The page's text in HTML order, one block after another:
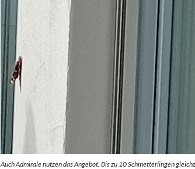
Auch Admirale nutzen das Angebot. Bis zu 10 Schmetterlingen